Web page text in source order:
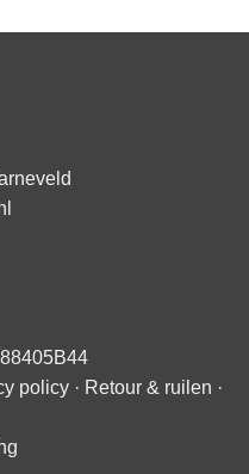
policy · Retour & ruilen ·